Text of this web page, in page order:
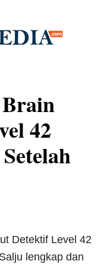
42
Detektif Level 42
lengkap dan